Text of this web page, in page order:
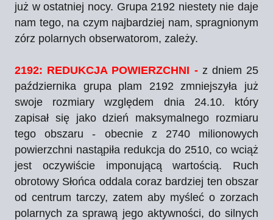
już w ostatniej nocy. Grupa 2192 niestety nie daje
nam tego, na czym najbardziej nam, spragnionym
zórz polarnych obserwatorom, zależy.
2192: REDUKCJA POWIERZCHNI -z dniem 25
października grupa plam 2192 zmniejszyła już
swoje rozmiary względem dnia 24.10. który
zapisał się jako dzień maksymalnego rozmiaru
tego obszaru - obecnie z 2740 milionowych
powierzchni nastąpiła redukcja do 2510, co wciąż
jest oczywiście imponującą wartością. Ruch
obrotowy Słońca oddala coraz bardziej ten obszar
od centrum tarczy, zatem aby myśleć o zorzach
polarnych za sprawą jego aktywności, do silnych